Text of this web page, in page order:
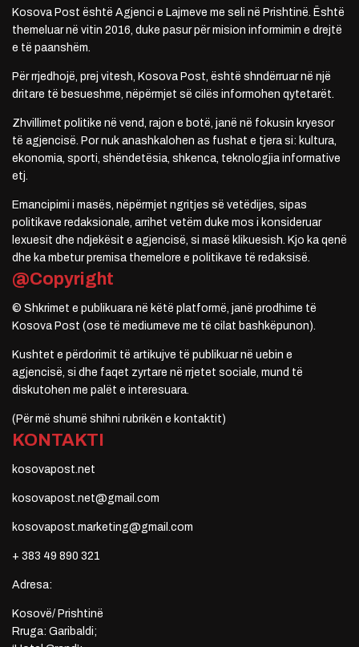
Kosova Post është Agjenci e Lajmeve me seli në Prishtinë. Është
themeluar në vitin 2016, duke pasur për mision informimin e drejtë
e të paanshëm.
Për rrjedhojë, prej vitesh, Kosova Post, është shndërruar në një
dritare të besueshme, nëpërmjet së cilës informohen qytetarët.
Zhvillimet politike në vend, rajon e botë, janë në fokusin kryesor
të agjencisë. Por nuk anashkalohen as fushat e tjera si: kultura,
ekonomia, sporti, shëndetësia, shkenca, teknologjia informative
etj.
Emancipimi i masës, nëpërmjet ngritjes së vetëdijes, sipas
politikave redaksionale, arrihet vetëm duke mos i konsideruar
lexuesit dhe ndjekësit e agjencisë, si masë klikuesish. Kjo ka qenë
dhe ka mbetur premisa themelore e politikave të redaksisë.
@Copyright
© Shkrimet e publikuara në këtë platformë, janë prodhime të
Kosova Post (ose të mediumeve me të cilat bashkëpunon).
Kushtet e përdorimit të artikujve të publikuar në uebin e
agjencisë, si dhe faqet zyrtare në rrjetet sociale, mund të
diskutohen me palët e interesuara.
(Për më shumë shihni rubrikën e kontaktit)
KONTAKTI
kosovapost.net
kosovapost.net@gmail.com
kosovapost.marketing@gmail.com
+ 383 49 890 321
Adresa:
Kosovë/ Prishtinë
Rruga: Garibaldi;